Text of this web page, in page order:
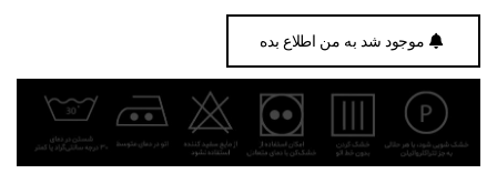
موجود شد به من اطلاع بده